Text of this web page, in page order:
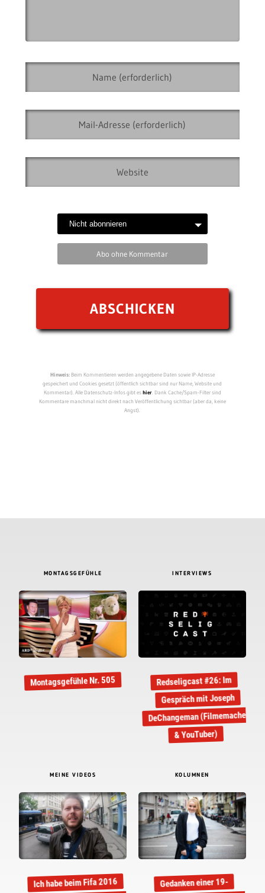
Abo ohne Kommentar
Hinweis:Beim Kommentieren werden angegebene Daten sowie IP-Adresse
gespeichert und Cookies gesetzt (öffentlich sichtbar sind nur Name, Website und
Kommentar). Alle Datenschutz-Infos gibt eshier. Dank Cache/Spam-Filter sind
Kommentare manchmal nicht direkt nach Veröffentlichung sichtbar (aber da, keine
Angst).
MONTAGSGEFÜHLE
Montagsgefühle Nr. 505
INTERVIEWS
Redseligcast #26: Im
Gespräch mit Joseph
DeChangeman (Filmemacher
& YouTuber)
MEINE VIDEOS
Ich habe beim Fifa 2016
KOLUMNEN
Gedanken einer 19-